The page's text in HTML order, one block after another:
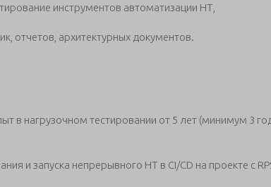
инструментов автоматизации НТ,
отчетов, архитектурных документов.
в нагрузочном тестировании от 5 лет (минимум 3
и запуска непрерывного НТ в CI/CD на проекте с